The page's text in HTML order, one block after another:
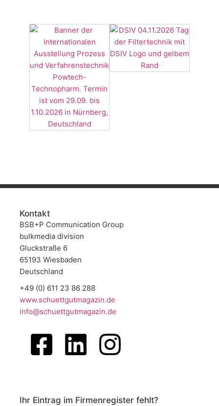
Kontakt
BSB+P Communication Group
bulkmedia division
Gluckstraße 6
65193 Wiesbaden
Deutschland
+49 (0) 611 23 86 288
www.schuettgutmagazin.de
info@schuettgutmagazin.de
Ihr Eintrag im Firmenregister fehlt?